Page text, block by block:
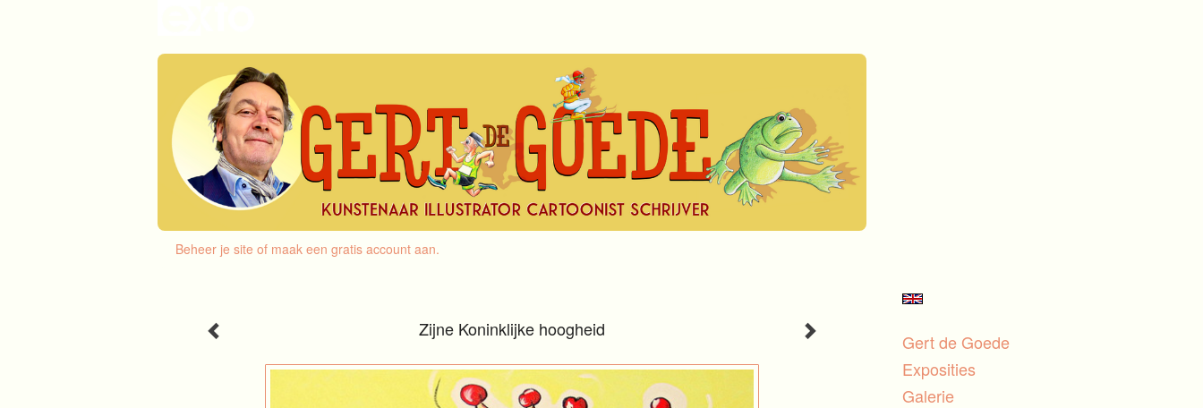
Beheer je site of maak een gratis account aan.
Zijne Koninklijke hoogheid
Gert de Goede
Exposities
Galerie